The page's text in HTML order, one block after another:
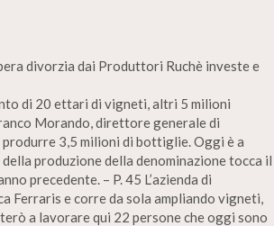
divorzia dai Produttori Ruchè investe e
di 20 ettari di vigneti, altri 5 milioni
Morando, direttore generale di
3,5 milioni di bottiglie. Oggi è a
produzione della denominazione tocca il
precedente. – P. 45 L’azienda di
Ferraris e corre da sola ampliando vigneti,
a lavorare qui 22 persone che oggi sono